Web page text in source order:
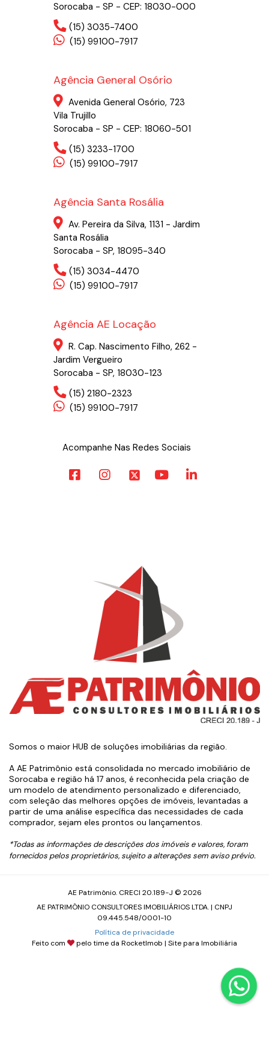
Sorocaba - SP - CEP: 18030-000
(15) 3035-7400
(15) 99100-7917
Agência General Osório
Avenida General Osório, 723
Vila Trujillo
Sorocaba - SP - CEP: 18060-501
(15) 3233-1700
(15) 99100-7917
Agência Santa Rosália
Av. Pereira da Silva, 1131 - Jardim
Santa Rosália
Sorocaba - SP, 18095-340
(15) 3034-4470
(15) 99100-7917
Agência AE Locação
R. Cap. Nascimento Filho, 262 -
Jardim Vergueiro
Sorocaba - SP, 18030-123
(15) 2180-2323
(15) 99100-7917
Acompanhe Nas Redes Sociais
Somos o maior HUB de soluções imobiliárias da região.
A AE Patrimônio está consolidada no mercado imobiliário de
Sorocaba e região há 17 anos, é reconhecida pela criação de
um modelo de atendimento personalizado e diferenciado,
com seleção das melhores opções de imóveis, levantadas a
partir de uma análise específica das necessidades de cada
comprador, sejam eles prontos ou lançamentos.
*Todas as informações de descrições dos imóveis e valores, foram
fornecidos pelos proprietários, sujeito a alterações sem aviso prévio.
AE Patrimônio. CRECI 20.189-J © 2026
AE PATRIMÔNIO CONSULTORES IMOBILIÁRIOS LTDA. | CNPJ
09.445.548/0001-10
Política de privacidade
Feito com
pelo time da RocketImob | Site para Imobiliária